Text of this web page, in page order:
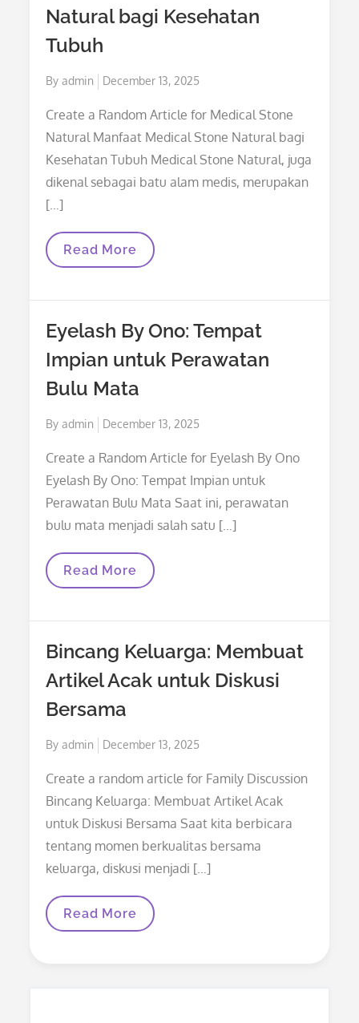
Natural bagi Kesehatan
Tubuh
Byadmin
Posted
December 13, 2025
Create a Random Article for Medical Stone
Natural Manfaat Medical Stone Natural bagi
Kesehatan Tubuh Medical Stone Natural, juga
dikenal sebagai batu alam medis, merupakan
[…]
Manfaat
Medical
Bagi
Tubuh
Read More
Eyelash By Ono: Tempat
Impian untuk Perawatan
Bulu Mata
Byadmin
Posted
December 13, 2025
Create a Random Article for Eyelash By Ono
Eyelash By Ono: Tempat Impian untuk
Perawatan Bulu Mata Saat ini, perawatan
bulu mata menjadi salah satu […]
Eyelash
By
Impian
Perawatan
Mata
Read More
Bincang Keluarga: Membuat
Artikel Acak untuk Diskusi
Bersama
Byadmin
Posted
December 13, 2025
Create a random article for Family Discussion
Bincang Keluarga: Membuat Artikel Acak
untuk Diskusi Bersama Saat kita berbicara
tentang momen berkualitas bersama
keluarga, diskusi menjadi […]
Bincang
Keluarga:
Read More